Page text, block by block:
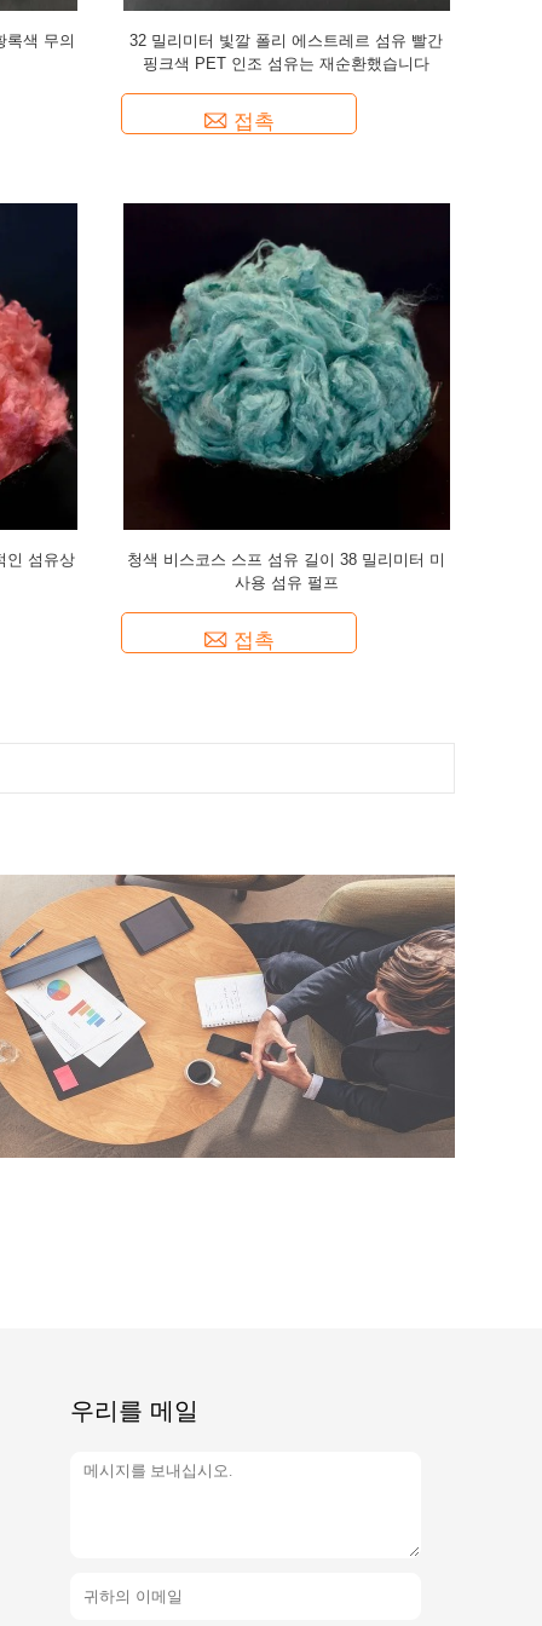
록색 무의
32 밀리미터 빛깔 폴리 에스트레르 섬유 빨간
핑크색 PET 인조 섬유는 재순환했습니다
접촉
인 섬유상
청색 비스코스 스프 섬유 길이 38 밀리미터 미
사용 섬유 펄프
접촉
우리를 메일